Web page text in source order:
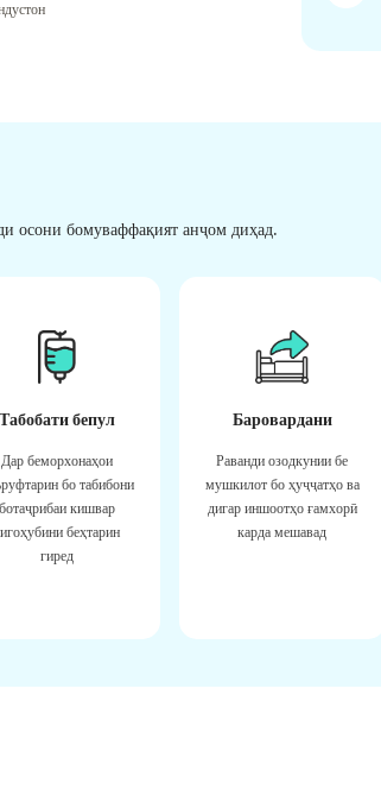
осони бомуваффақият анҷом диҳад.
Табобати бепул
Дар беморхонаҳои
бо табибони
ботаҷрибаи кишвар
беҳтарин
гиред
Баровардани
Раванди озодкунии бе
мушкилот бо ҳуҷҷатҳо ва
дигар иншоотҳо ғамхорӣ
карда мешавад